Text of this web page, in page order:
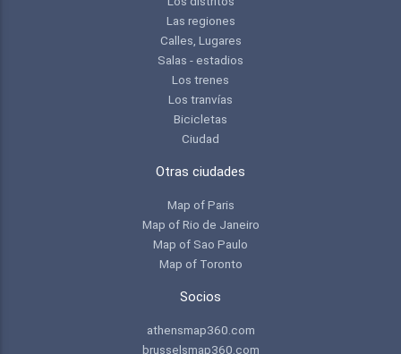
Las regiones
Calles, Lugares
Salas - estadios
Los trenes
Los tranvías
Bicicletas
Ciudad
Otras ciudades
Map of Paris
Map of Rio de Janeiro
Map of Sao Paulo
Map of Toronto
Socios
athensmap360.com
brusselsmap360.com